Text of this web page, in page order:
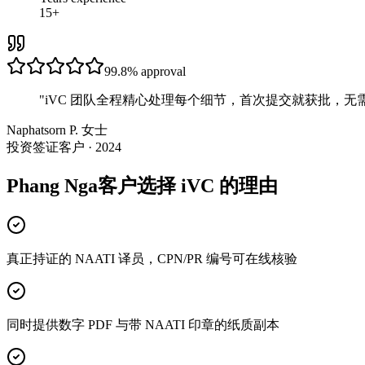
15+
99.8% approval
"iVC 团队全程精心处理每个细节，首次提交就获批，无
Naphatsorn P. 女士
投资签证客户 · 2024
Phang Nga客户选择 iVC 的理由
真正持证的 NAATI 译员，CPN/PR 编号可在线核验
同时提供数字 PDF 与带 NAATI 印章的纸质副本